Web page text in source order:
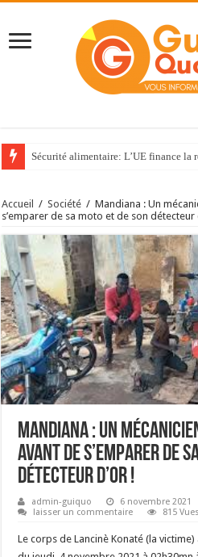
Sécurité alimentaire: L’UE finance la
Accueil / Société / Mandiana : Un
s’emparer de sa moto et de son détecteur
Mandiana : Un
avant de s’emparer de
détecteur d’or !
admin-guiquo 6 novembre 2021
laisser un commentaire
815 Vues
Le corps de Lancinè Konaté (la